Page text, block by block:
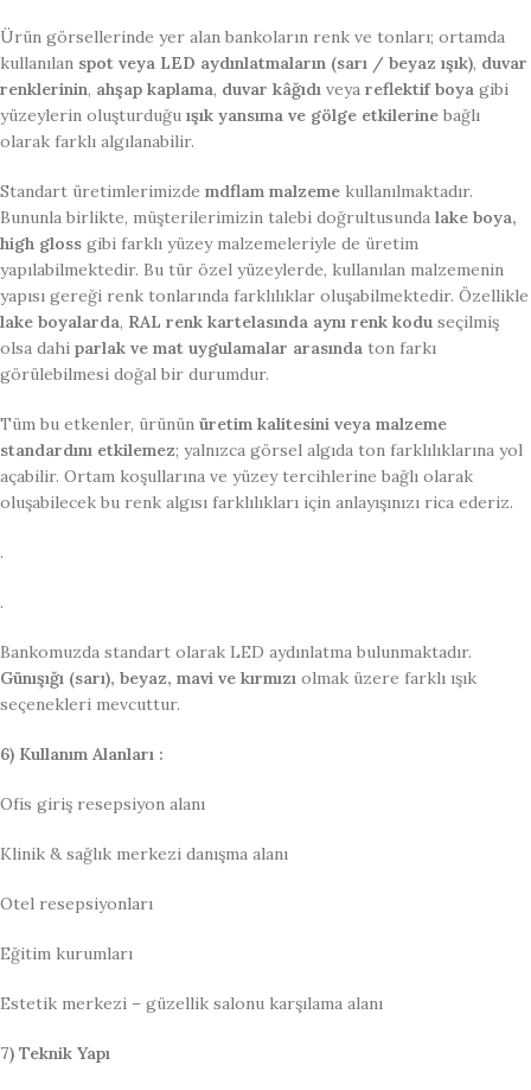
Ürün görsellerinde yer alan bankoların renk ve tonları; ortamda
kullanılan spot veya LED aydınlatmaların (sarı / beyaz ışık), duvar
renklerinin, ahşap kaplama, duvar kâğıdı veya reflektif boya gibi
yüzeylerin oluşturduğu ışık yansıma ve gölge etkilerine bağlı
olarak farklı algılanabilir.
Standart üretimlerimizde mdflam malzeme kullanılmaktadır.
Bununla birlikte, müşterilerimizin talebi doğrultusunda lake boya,
high gloss gibi farklı yüzey malzemeleriyle de üretim
yapılabilmektedir. Bu tür özel yüzeylerde, kullanılan malzemenin
yapısı gereği renk tonlarında farklılıklar oluşabilmektedir. Özellikle
lake boyalarda, RAL renk kartelasında aynı renk kodu seçilmiş
olsa dahi parlak ve mat uygulamalar arasında ton farkı
görülebilmesi doğal bir durumdur.
Tüm bu etkenler, ürünün üretim kalitesini veya malzeme
standardını etkilemez; yalnızca görsel algıda ton farklılıklarına yol
açabilir. Ortam koşullarına ve yüzey tercihlerine bağlı olarak
oluşabilecek bu renk algısı farklılıkları için anlayışınızı rica ederiz.
.
.
Bankomuzda standart olarak LED aydınlatma bulunmaktadır.
Günışığı (sarı), beyaz, mavi ve kırmızı olmak üzere farklı ışık
seçenekleri mevcuttur.
6) Kullanım Alanları :
Ofis giriş resepsiyon alanı
Klinik & sağlık merkezi danışma alanı
Otel resepsiyonları
Eğitim kurumları
Estetik merkezi – güzellik salonu karşılama alanı
7) Teknik Yapı